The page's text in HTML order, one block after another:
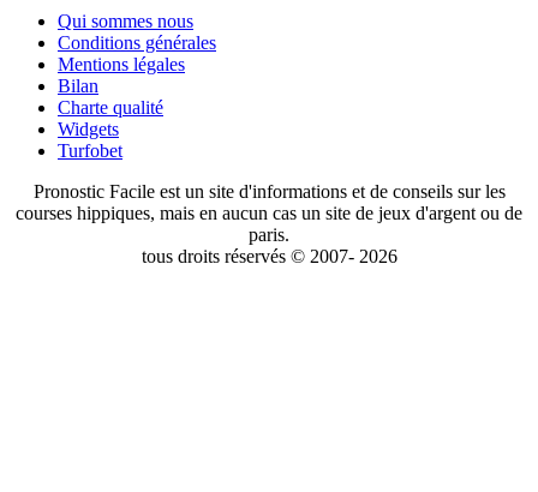
Qui sommes nous
Conditions générales
Mentions légales
Bilan
Charte qualité
Widgets
Turfobet
Pronostic Facile est un site d'informations et de conseils sur les
courses hippiques, mais en aucun cas un site de jeux d'argent ou de
paris.
tous droits réservés © 2007- 2026